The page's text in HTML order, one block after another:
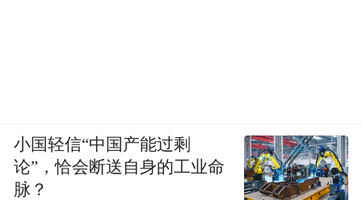
小国轻信“中国产能过剩
论”，恰会断送自身的工业命
脉？